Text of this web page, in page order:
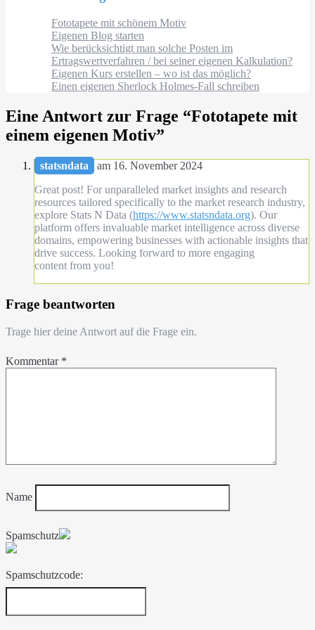
Fototapete mit schönem Motiv
Eigenen Blog starten
Wie berücksichtigt man solche Posten im
Ertragswertverfahren / bei seiner eigenen Kalkulation?
Eigenen Kurs erstellen – wo ist das möglich?
Einen eigenen Sherlock Holmes-Fall schreiben
Eine Antwort zur Frage “Fototapete mit
einem eigenen Motiv”
statsndata
am 16. November 2024
Great post! For unparalleled market insights and research
resources tailored specifically to the market research industry,
explore Stats N Data (https://www.statsndata.org). Our
platform offers invaluable market intelligence across diverse
domains, empowering businesses with actionable insights that
drive success. Looking forward to more engaging
content from you!
Frage beantworten
Trage hier deine Antwort auf die Frage ein.
Kommentar *
Name
Spamschutz
Spamschutzcode: